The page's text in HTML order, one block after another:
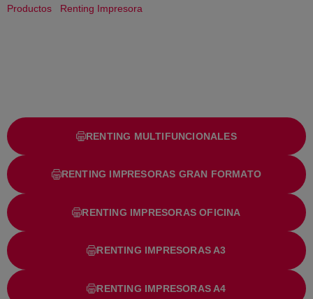
Productos Renting Impresora
RENTING MULTIFUNCIONALES
RENTING IMPRESORAS GRAN FORMATO
RENTING IMPRESORAS OFICINA
RENTING IMPRESORAS A3
RENTING IMPRESORAS A4